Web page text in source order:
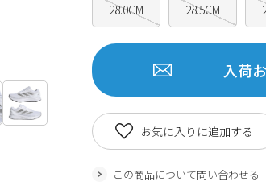
28.0CM 28.5CM
入荷
この商品について問い合わせる
お気に入りに追加する